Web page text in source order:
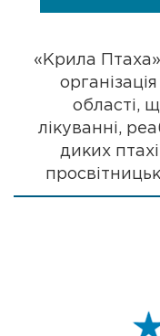
«Крила
області,
лікуванні,
диких